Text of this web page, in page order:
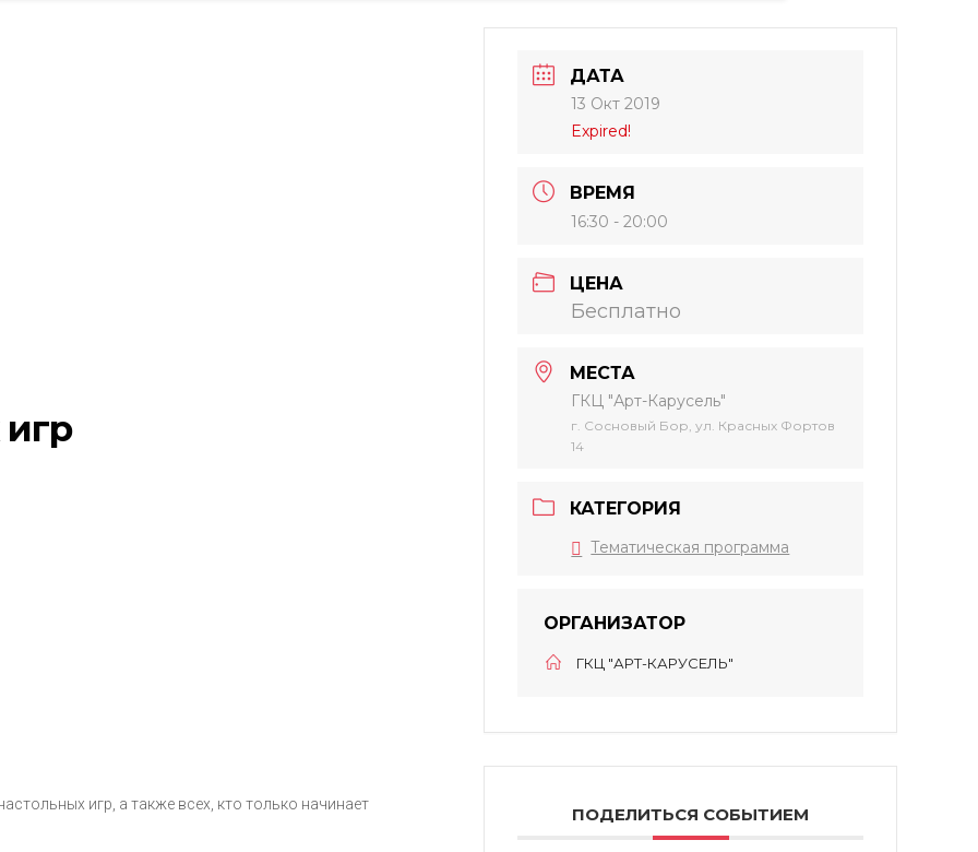
игр, а также всех, кто только начинает
ДАТА
13 Окт 2019
Expired!
ВРЕМЯ
16:30 - 20:00
ЦЕНА
Бесплатно
МЕСТА
ГКЦ "Арт-Карусель"
г. Сосновый Бор, ул. Красных Фортов
14
КАТЕГОРИЯ
Тематическая программа
ОРГАНИЗАТОР
ГКЦ "АРТ-КАРУСЕЛЬ"
ПОДЕЛИТЬСЯ СОБЫТИЕМ